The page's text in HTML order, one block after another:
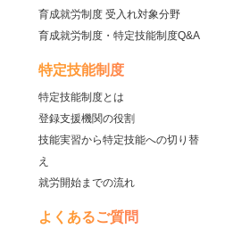
育成就労制度 受入れ対象分野
育成就労制度・特定技能制度Q&A
特定技能制度
特定技能制度とは
登録支援機関の役割
技能実習から特定技能への切り替
え
就労開始までの流れ
よくあるご質問